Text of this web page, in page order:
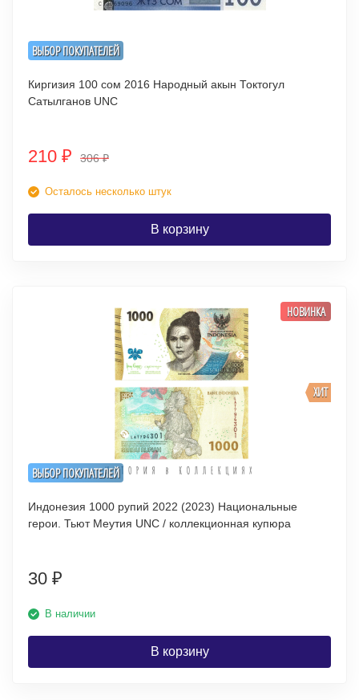
ВЫБОР ПОКУПАТЕЛЕЙ
Киргизия 100 сом 2016 Народный акын Токтогул
Сатылганов UNC
210 ₽ 306₽
Осталось несколько штук
В корзину
ВЫБОР ПОКУПАТЕЛЕЙ
ХИТ
НОВИНКА
Индонезия 1000 рупий 2022 (2023) Национальные
герои. Тьют Меутия UNC / коллекционная купюра
30 ₽
В наличии
В корзину